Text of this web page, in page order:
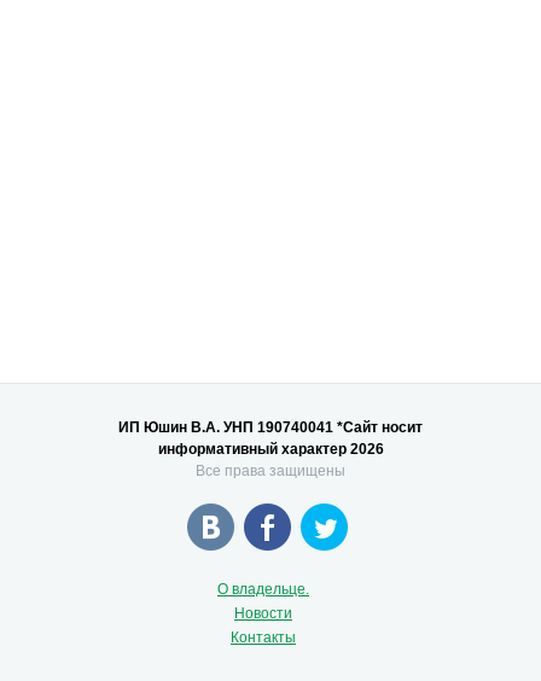
ИП Юшин В.А. УНП 190740041 *Сайт носит
информативный характер 2026
Все права защищены
О владельце.
Новости
Контакты